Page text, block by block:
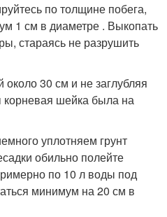
по толщине побега,
1 см в диаметре . Выкопать
стараясь не разрушить
около 30 см и не заглубляя
корневая шейка была на
уплотняем грунт
обильно полейте
по 10 л воды под
минимум на 20 см в